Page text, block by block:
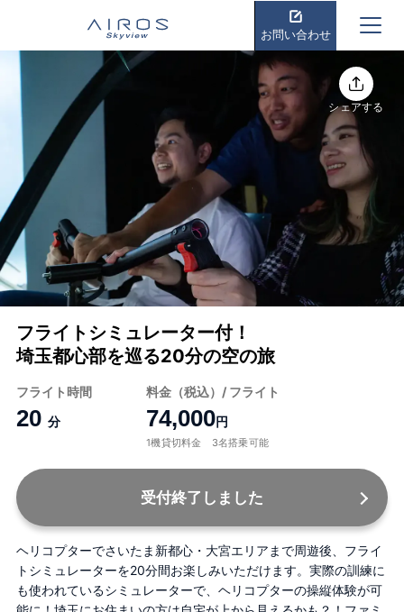
お問い合わせ
シェアする
フライトシミュレーター付！
埼玉都心部を巡る20分の空の旅
フライト時間
20 分
料金（税込）/ フライト
74,000円
1機貸切料金 3名搭乗可能
受付終了しました
ヘリコプターでさいたま新都心・大宮エリアまで周遊後、フライ
トシミュレーターを20分間お楽しみいただけます。実際の訓練に
も使われているシミュレーターで、ヘリコプターの操縦体験が可